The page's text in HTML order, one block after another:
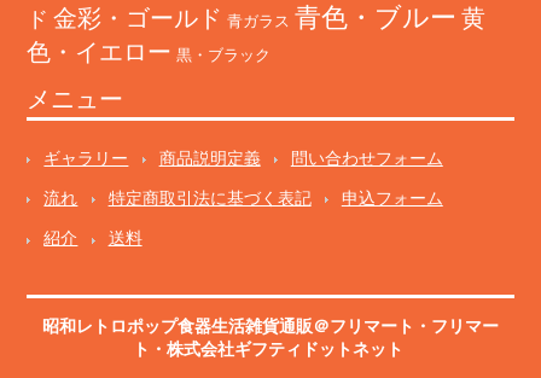
ド 金彩・ゴールド 青ガラス 青色・ブルー 黄
色・イエロー 黒・ブラック
メニュー
ギャラリー 商品説明定義 問い合わせフォーム
流れ 特定商取引法に基づく表記 申込フォーム
紹介 送料
昭和レトロポップ食器生活雑貨通販＠フリマート ・ フリマー
ト ・株式会社ギフティドットネット